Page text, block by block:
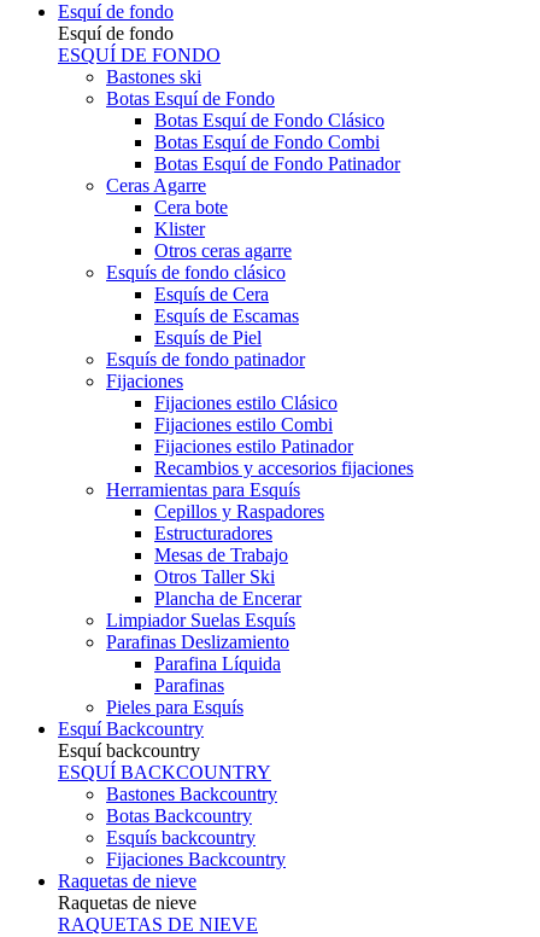
Esquí de fondo
Esquí de fondo
ESQUÍ DE FONDO
Bastones ski
Botas Esquí de Fondo
Botas Esquí de Fondo Clásico
Botas Esquí de Fondo Combi
Botas Esquí de Fondo Patinador
Ceras Agarre
Cera bote
Klister
Otros ceras agarre
Esquís de fondo clásico
Esquís de Cera
Esquís de Escamas
Esquís de Piel
Esquís de fondo patinador
Fijaciones
Fijaciones estilo Clásico
Fijaciones estilo Combi
Fijaciones estilo Patinador
Recambios y accesorios fijaciones
Herramientas para Esquís
Cepillos y Raspadores
Estructuradores
Mesas de Trabajo
Otros Taller Ski
Plancha de Encerar
Limpiador Suelas Esquís
Parafinas Deslizamiento
Parafina Líquida
Parafinas
Pieles para Esquís
Esquí Backcountry
Esquí backcountry
ESQUÍ BACKCOUNTRY
Bastones Backcountry
Botas Backcountry
Esquís backcountry
Fijaciones Backcountry
Raquetas de nieve
Raquetas de nieve
RAQUETAS DE NIEVE